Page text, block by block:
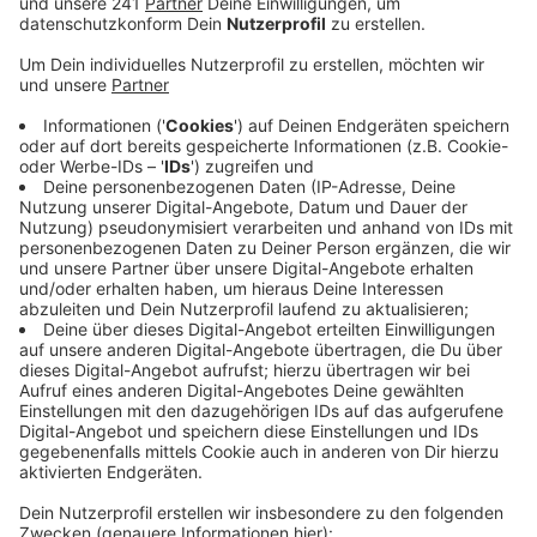
inklusive der in Bonn - könnte ein Ende finden: In
der Nacht haben sich verdi und die Arbeitgeber
geeinigt, das teilte die Gewerkschaft heute mit.
Anzeige
Die Verdi-Tarifkommission will heute Nachmittag über
die Annahme des neuen Tarifvertrag Entlastung
entscheiden - heute Abend will die Gewerkschaft über
ihre Entscheidung informieren. Seit elf Wochen wird an
den Unikliniken für bessere Arbeitsbedingungen
gestreikt. In Bonn war der Streik auch Thema beim
Arbeitsgericht: Die Uniklinik hatte gegen den Streik
geklagt. Im August wird weiter verhandelt. Das
zulässig erklärt.